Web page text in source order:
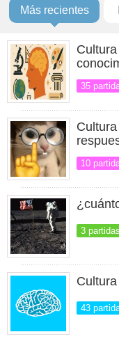
Más recientes
35
10
3 partidas
43